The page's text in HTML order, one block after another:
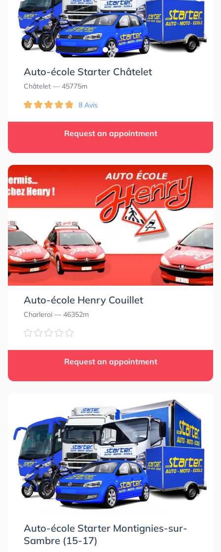
Auto-école Starter Châtelet
Châtelet — 45775m
8 Avis
Request an appointment
Auto-école Henry Couillet
Charleroi — 46352m
Request an appointment
Auto-école Starter Montignies-sur-
Sambre (15-17)